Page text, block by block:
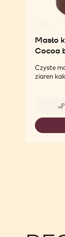
Masło
Cocoa
Czyste
ziaren